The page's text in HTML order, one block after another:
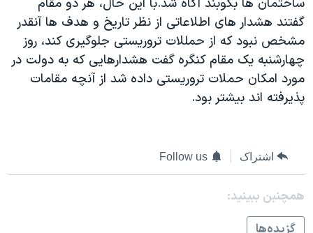
علم و فناوری
اسرائیل در جنگ
گالری عکس
آرشیو پخش زنده
رمز مهسا
ورزش زنان در ایران
اعتراضات زن، زندگی، آزادی
مجموعه مستندهای دادخواهی
چهل سال گروگان‌گیری
زبانهای مختلف
گفتند هشدار های اطلاعاتی از نظر تاريخ و هدف ها آنقدر
مشخص نبود که از حمللات تروريستی جلوگيری کند، روز
چهارشنبه يک مقام کنگره گفت هشدارهايی که به دولت در
مورد امکان حملات تروريستی داده شد از آنچه مقامات
پذيرفته اند بيشتر بود.
اشتراک Follow us
همچنبن ببینید: